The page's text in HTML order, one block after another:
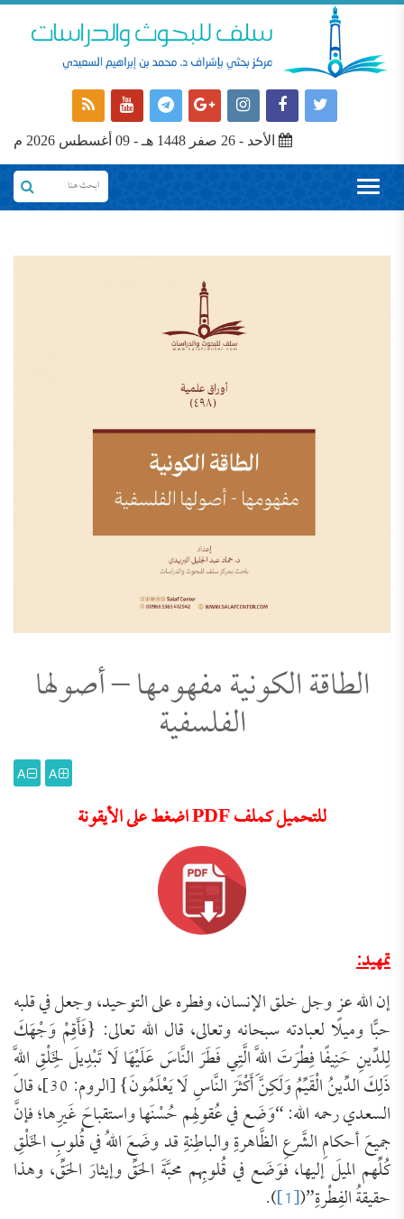
الأحد - 26 صفر 1448 هـ - 09 أغسطس 2026 م
الطاقة الكونية مفهومها – أصولها
الفلسفية
A
A
للتحميل كملف PDF اضغط على الأيقونة
تمهيد:
إن الله عز وجل خلق الإنسان، وفطره على التوحيد، وجعل في قلبه
حبًّا وميلًا لعبادته سبحانه وتعالى، قال الله تعالى: {فَأَقِمْ وَجْهَكَ
لِلدِّينِ حَنِيفًا فِطْرَتَ اللَّهِ الَّتِي فَطَرَ النَّاسَ عَلَيْهَا لَا تَبْدِيلَ لِخَلْقِ اللَّهِ
ذَلِكَ الدِّينُ الْقَيِّمُ وَلَكِنَّ أَكْثَرَ النَّاسِ لَا يَعْلَمُونَ} [الروم: 30]، قال
السعدي رحمه الله: “وَضَع في عُقولِهم حُسْنَها واستقباحَ غَيرِها؛ فإنَّ
جميعَ أحكامِ الشَّرعِ الظَّاهرةِ والباطِنةِ قد وضَعَ اللهُ في قُلوبِ الخَلْقِ
كُلِّهم الميلَ إليها، فوَضَع في قُلوبِهم محبَّةَ الحَقِّ وإيثارَ الحَقِّ، وهذا
حقيقةُ الفِطْرةِ”([1]
).